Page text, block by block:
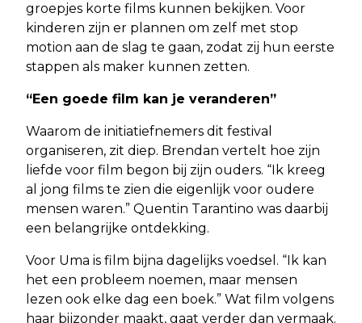
groepjes korte films kunnen bekijken. Voor
kinderen zijn er plannen om zelf met stop
motion aan de slag te gaan, zodat zij hun eerste
stappen als maker kunnen zetten.
“Een goede film kan je veranderen”
Waarom de initiatiefnemers dit festival
organiseren, zit diep. Brendan vertelt hoe zijn
liefde voor film begon bij zijn ouders. “Ik kreeg
al jong films te zien die eigenlijk voor oudere
mensen waren.” Quentin Tarantino was daarbij
een belangrijke ontdekking.
Voor Uma is film bijna dagelijks voedsel. “Ik kan
het een probleem noemen, maar mensen
lezen ook elke dag een boek.” Wat film volgens
haar bijzonder maakt, gaat verder dan vermaak.